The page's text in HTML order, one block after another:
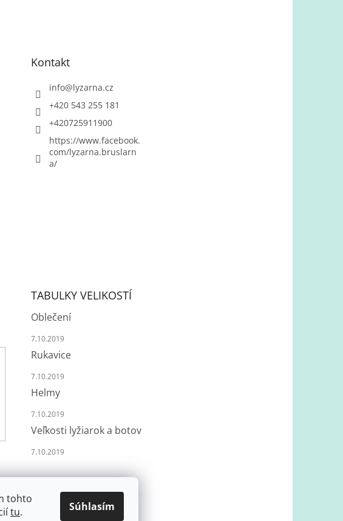
tohto
tu. Súhlasím
Kontakt
info@lyzarna.cz
+420 543 255 181
+420725911900
https://www.facebook.
com/lyzarna.bruslarn
a/
TABULKY VELIKOSTÍ
Oblečení
7.10.2019
Rukavice
7.10.2019
Helmy
7.10.2019
Veľkosti lyžiarok a botov
7.10.2019